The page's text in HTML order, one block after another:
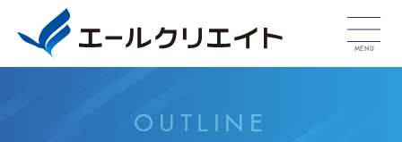
O UTL I N E